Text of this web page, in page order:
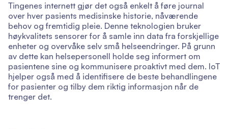
Tingenes internett gjør det også enkelt å føre journal
over hver pasients medisinske historie, nåværende
behov og fremtidig pleie. Denne teknologien bruker
høykvalitets sensorer for å samle inn data fra forskjellige
enheter og overvåke selv små helseendringer. På grunn
av dette kan helsepersonell holde seg informert om
pasientene sine og kommunisere proaktivt med dem. IoT
hjelper også med å identifisere de beste behandlingene
for pasienter og tilby dem riktig informasjon når de
trenger det.